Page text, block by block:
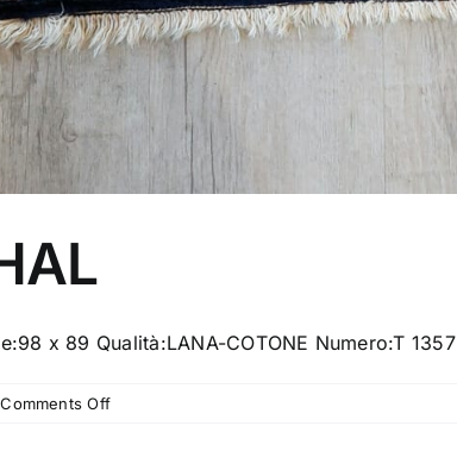
x 89 Qualità:LANA-COTONE Numero:T 1357
Comments Offon